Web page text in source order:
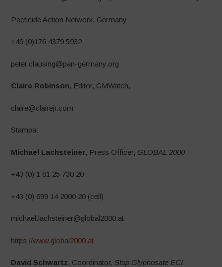
Pecticide Action Network, Germany
+49 (0)176 4379 5932
peter.clausing@pan-germany.org
Claire Robinson, Editor, GMWatch,
claire@clairejr.com
Stampa:
Michael Lachsteiner, Press Officer, GLOBAL 2000
+43 (0) 1 81 25 730 20
+43 (0) 699 14 2000 20 (cell)
michael.lachsteiner@global2000.at
https://www.global2000.at
David Schwartz, Coordinator, Stop Glyphosate ECI